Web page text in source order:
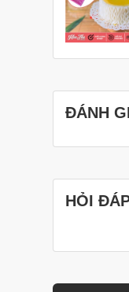
ĐÁNH
HỎI